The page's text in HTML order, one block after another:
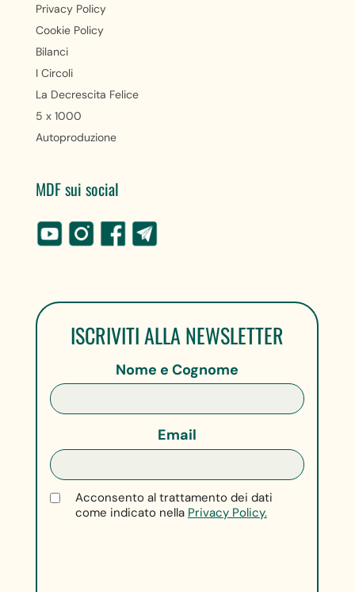
Privacy Policy
Cookie Policy
Bilanci
I Circoli
La Decrescita Felice
5 x 1000
Autoproduzione
MDF sui social
ISCRIVITI ALLA NEWSLETTER
Nome e Cognome
Email
Acconsento al trattamento dei dati
come indicato nella Privacy Policy.